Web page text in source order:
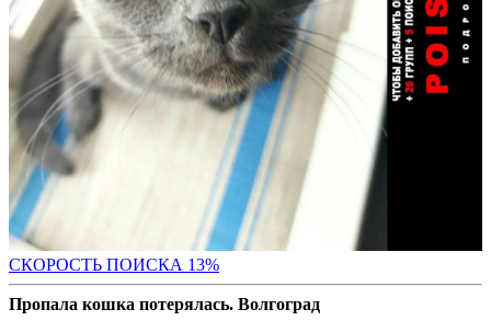
СКОРОСТЬ ПОИСКА 13%
Пропала кошка потерялась. Волгоград